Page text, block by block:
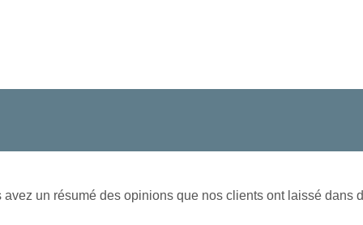
un résumé des opinions que nos clients ont laissé dans